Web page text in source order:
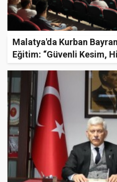
Malatya'da Kurban
Eğitim: “Güvenli Kesim,